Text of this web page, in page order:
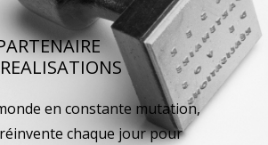
en constante mutation,
réinvente chaque jour pour